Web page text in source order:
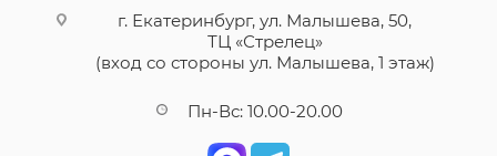
г. Екатеринбург, ул. Малышева, 50,
ТЦ «Стрелец»
(вход со стороны ул. Малышева, 1 этаж)
Пн-Вс: 10.00-20.00